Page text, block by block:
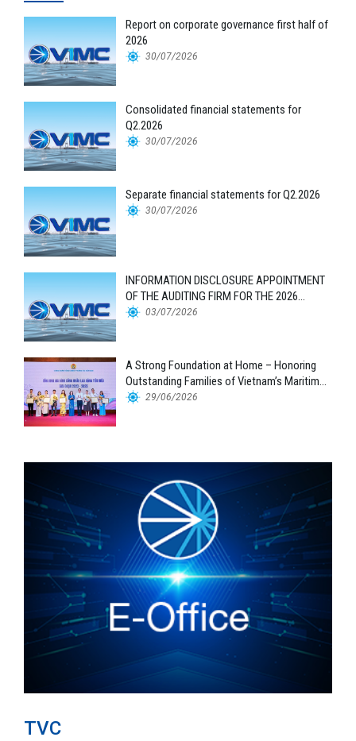
Report on corporate governance first half of
2026
30/07/2026
Consolidated financial statements for
Q2.2026
30/07/2026
Separate financial statements for Q2.2026
30/07/2026
INFORMATION DISCLOSURE APPOINTMENT
OF THE AUDITING FIRM FOR THE 2026
FINANCIAL STATEMENTS
03/07/2026
A Strong Foundation at Home – Honoring
Outstanding Families of Vietnam’s Maritime
Workforce
29/06/2026
TVC